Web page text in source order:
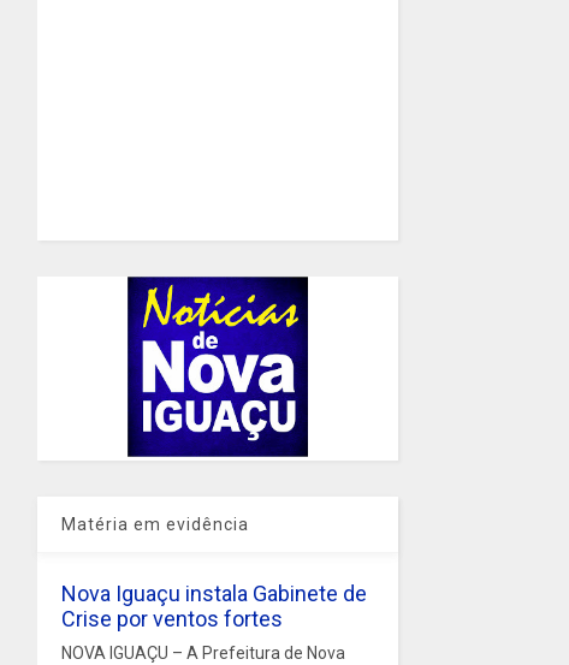
Matéria em evidência
Nova Iguaçu instala Gabinete de
Crise por ventos fortes
NOVA IGUAÇU – A Prefeitura de Nova